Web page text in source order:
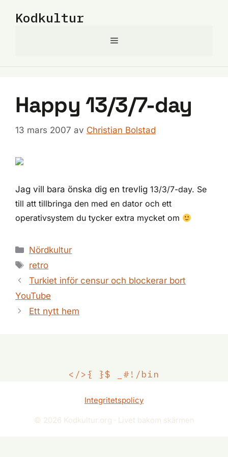
Kodkultur
Meny
Happy 13/3/7-day
13 mars 2007 av Christian Bolstad
Jag vill bara önska dig en trevlig 13/3/7-day. Se
till att tillbringa den med en dator och ett
operativsystem du tycker extra mycket om
Kategorier
Nördkultur
Etiketter
retro
Turkiet inför censur och blockerar bort
YouTube
Ett nytt hem
</>{ }$ _ #!/bin
Integritetspolicy
© 2026 Kodkultur.org · Livet bakom skärmen